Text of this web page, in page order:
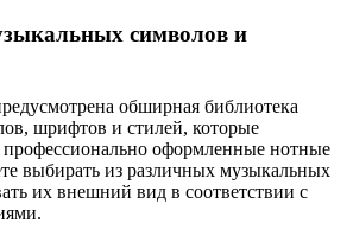
символов и
обширная библиотека
шрифтов и стилей, которые
профессионально оформленные нотные
выбирать из различных музыкальных
их внешний вид в соответствии с